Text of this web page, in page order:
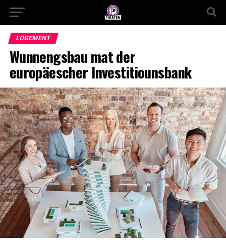
LOGEMENT
Wunnengsbau mat der
europäescher Investitiounsbank